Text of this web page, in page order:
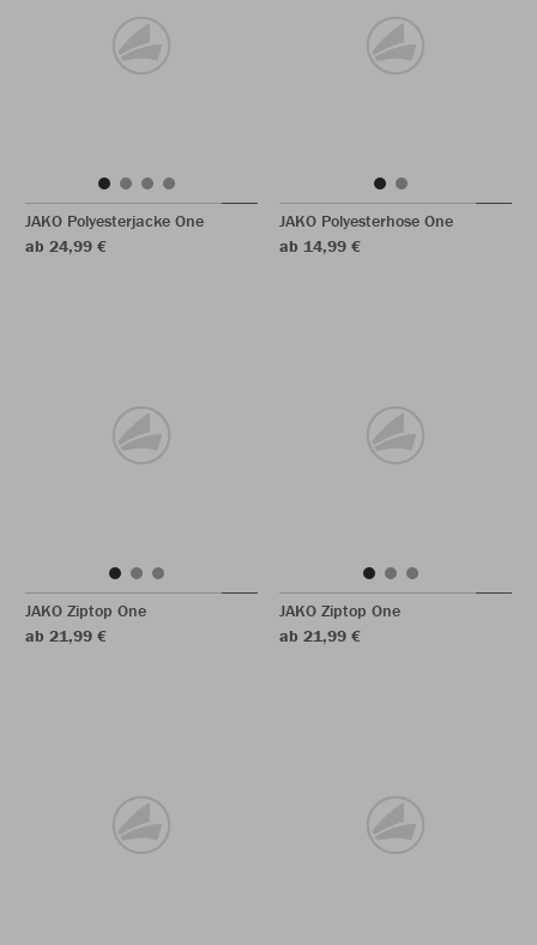
JAKO Polyesterjacke One
ab 24,99 €
JAKO Polyesterhose One
ab 14,99 €
JAKO Ziptop One
ab 21,99 €
JAKO Ziptop One
ab 21,99 €